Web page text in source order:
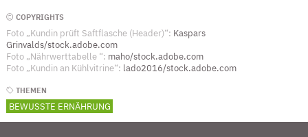
COPYRIGHTS
Foto „Kundin prüft Saftflasche (Header)“: Kaspars
Grinvalds/stock.adobe.com
Foto „Nährwerttabelle “: maho/stock.adobe.com
Foto „Kundin an Kühlvitrine“: lado2016/stock.adobe.com
THEMEN
BEWUSSTE ERNÄHRUNG